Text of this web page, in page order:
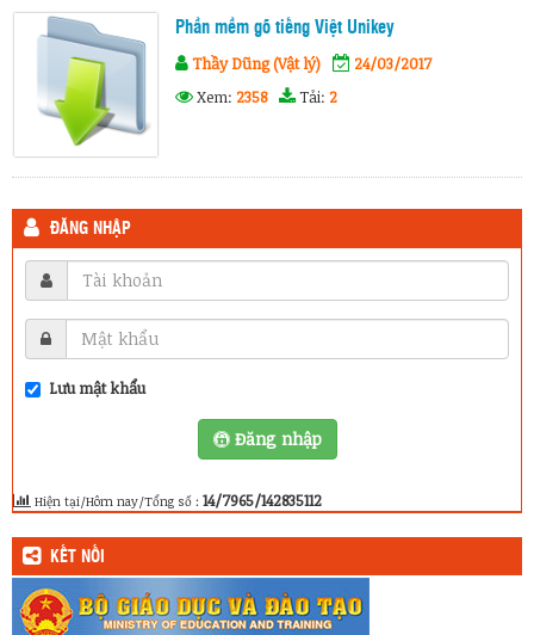
Phần mềm gõ tiếng Việt Unikey
Thầy Dũng (Vật lý)
24/03/2017
Xem: 2358 Tải: 2
ĐĂNG NHẬP
Lưu mật khẩu
Đăng nhập
Hiện tại/Hôm nay/Tổng số : 14/7965/142835112
KẾT NỐI